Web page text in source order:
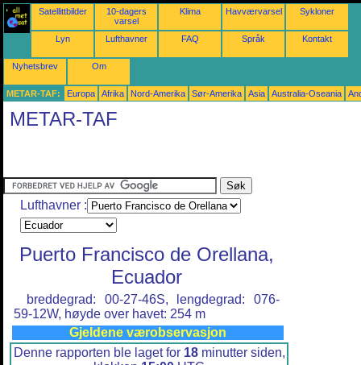
Satellittbilder
10-dagers
varsel
Klima Havværvarsel Sykloner
Lyn Lufthavner FAQ Språk Kontakt
Nyhetsbrev Om
METAR-TAF: Europa Afrika Nord-Amerika Sør-Amerika Asia Australia-Oseania
METAR-TAF
Lufthavner :
Puerto Francisco de Orellana,
Ecuador
breddegrad: 00-27-46S, lengdegrad: 076-
59-12W, høyde over havet: 254 m
Gjeldene værobservasjon
Denne rapporten ble laget for 18minutter siden,